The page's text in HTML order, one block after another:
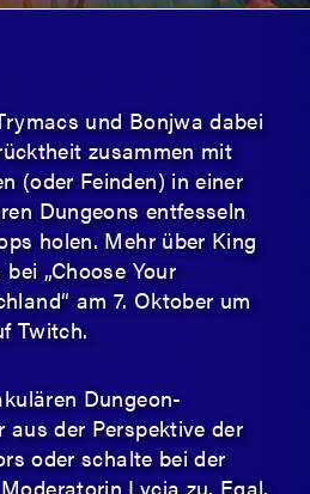
und Bonjwa dabei
zusammen mit
(oder Feinden) in einer
Dungeons entfesseln
holen. Mehr über King
„Choose Your
am 7. Oktober um
Twitch.
Dungeon-
aus der Perspektive der
oder schalte bei der
Lvcia zu. Egal,